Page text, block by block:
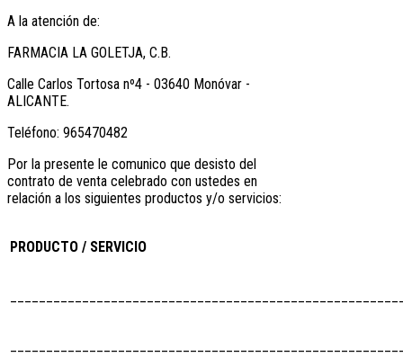
A la atención de:
FARMACIA LA GOLETJA, C.B.
Calle Carlos Tortosa nº4 - 03640 Monóvar -
ALICANTE.
Teléfono: 965470482
Por la presente le comunico que desisto del
contrato de venta celebrado con ustedes en
relación a los siguientes productos y/o servicios:
PRODUCTO / SERVICIO